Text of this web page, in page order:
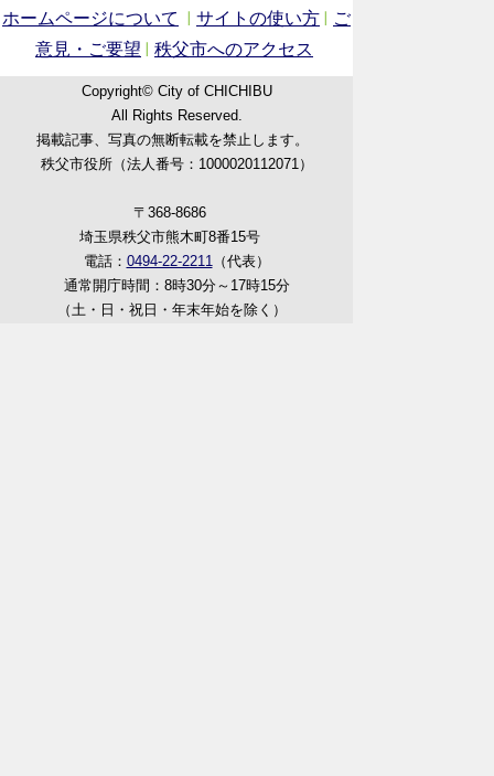
ホームページについて サイトの使い方
ご
意見・ご要望
秩父市へのアクセス
Copyright© City of CHICHIBU
All Rights Reserved.
掲載記事、写真の無断転載を禁止します。
秩父市役所（法人番号：1000020112071）
〒368-8686
埼玉県秩父市熊木町8番15号
電話： 0494-22-2211
（代表）
通常開庁時間：8時30分～17時15分
（土・日・祝日・年末年始を除く）